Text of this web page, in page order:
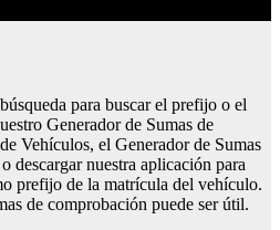
para buscar el prefijo o el
Generador de Sumas de
Vehículos, el Generador de Sumas
descargar nuestra aplicación para
prefijo de la matrícula del vehículo.
de comprobación puede ser útil.